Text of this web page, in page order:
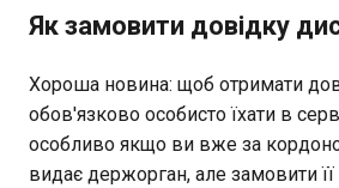
Як замовити довідку
Хороша новина: щоб отримати
обов'язково особисто їхати в
особливо якщо ви вже за
видає держорган, але замовити